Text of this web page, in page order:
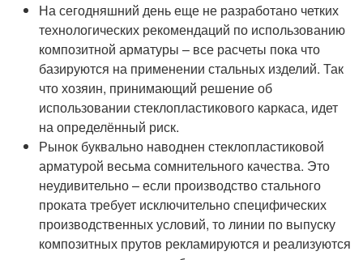
На сегодняшний день еще не разработано четких
технологических рекомендаций по использованию
композитной арматуры – все расчеты пока что
базируются на применении стальных изделий. Так
что хозяин, принимающий решение об
использовании стеклопластикового каркаса, идет
на определённый риск.
Рынок буквально наводнен стеклопластиковой
арматурой весьма сомнительного качества. Это
неудивительно – если производство стального
проката требует исключительно специфических
производственных условий, то линии по выпуску
композитных прутов рекламируются и реализуются